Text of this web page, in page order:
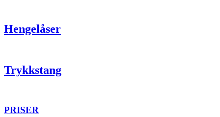
Hengelåser
Trykkstang
PRISER